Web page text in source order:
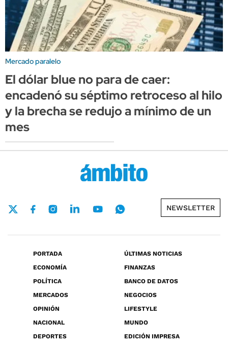
Mercado paralelo
El dólar blue no para de caer:
encadenó su séptimo retroceso al hilo
y la brecha se redujo a mínimo de un
mes
NEWSLETTER
PORTADA
ÚLTIMAS NOTICIAS
ECONOMÍA
FINANZAS
POLÍTICA
BANCO DE DATOS
MERCADOS
NEGOCIOS
OPINIÓN
LIFESTYLE
NACIONAL
MUNDO
DEPORTES
EDICIÓN IMPRESA